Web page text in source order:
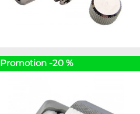
Promotion -20 %